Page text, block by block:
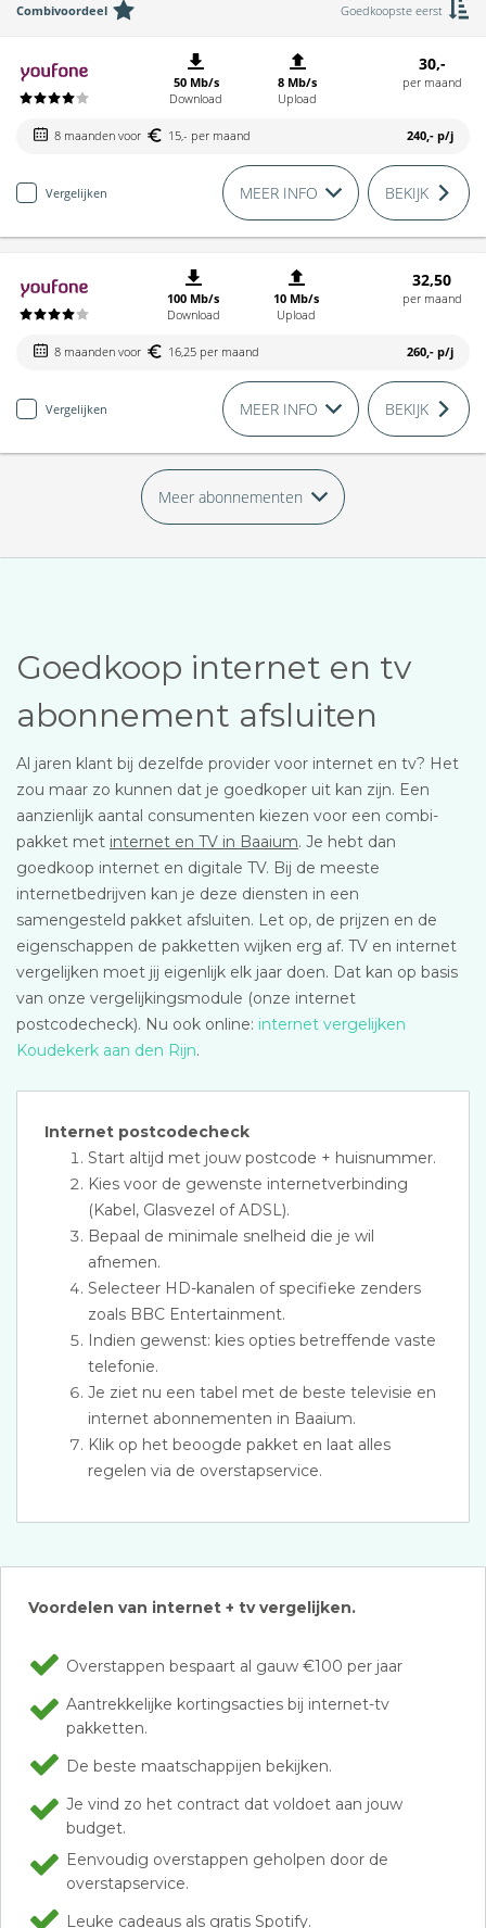
Combivoordeel Goedkoopste eerst
50 Mb/s
Download
8 Mb/s
Upload
30,-
per maand
8 maanden voor 15,- per maand 240,- p/j
Vergelijken MEER INFO BEKIJK
100 Mb/s
Download
10 Mb/s
Upload
32,50
per maand
8 maanden voor 16,25 per maand 260,- p/j
Vergelijken MEER INFO BEKIJK
Meer abonnementen
Goedkoop internet en tv
abonnement afsluiten
Al jaren klant bij dezelfde provider voor internet en tv? Het
zou maar zo kunnen dat je goedkoper uit kan zijn. Een
aanzienlijk aantal consumenten kiezen voor een combi-
pakket met internet en TV in Baaium. Je hebt dan
goedkoop internet en digitale TV. Bij de meeste
internetbedrijven kan je deze diensten in een
samengesteld pakket afsluiten. Let op, de prijzen en de
eigenschappen de pakketten wijken erg af. TV en internet
vergelijken moet jij eigenlijk elk jaar doen. Dat kan op basis
van onze vergelijkingsmodule (onze internet
postcodecheck). Nu ook online: internet vergelijken
Koudekerk aan den Rijn.
Internet postcodecheck
Start altijd met jouw postcode + huisnummer.
Kies voor de gewenste internetverbinding
(Kabel, Glasvezel of ADSL).
Bepaal de minimale snelheid die je wil
afnemen.
Selecteer HD-kanalen of specifieke zenders
zoals BBC Entertainment.
Indien gewenst: kies opties betreffende vaste
telefonie.
Je ziet nu een tabel met de beste televisie en
internet abonnementen in Baaium.
Klik op het beoogde pakket en laat alles
regelen via de overstapservice.
Voordelen van internet + tv vergelijken.
Overstappen bespaart al gauw €100 per jaar
Aantrekkelijke kortingsacties bij internet-tv
pakketten.
De beste maatschappijen bekijken.
Je vind zo het contract dat voldoet aan jouw
budget.
Eenvoudig overstappen geholpen door de
overstapservice.
Leuke cadeaus als gratis Spotify.